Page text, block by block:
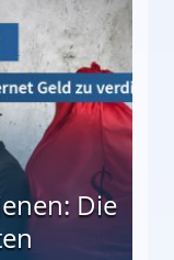
Die